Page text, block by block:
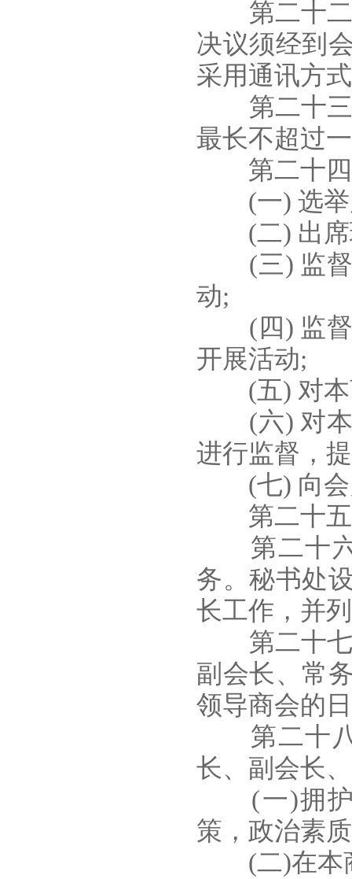
第二十二
决议须经到
采用通讯方
第二十三
最长不超过
第二十四
(一) 选举
(二) 出席
(三) 监督
动;
(四) 监督
开展活动;
(五) 对本
(六) 对本
进行监督，
(七) 向会
第二十五
第二十六
务。秘书处
长工作，并
第二十七
副会长、常
领导商会的
第二十八
长、副会长
(一)拥护
策，政治素
(二)在本商